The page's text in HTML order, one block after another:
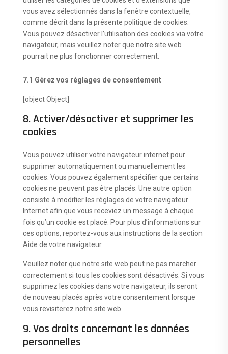
vous avez sélectionnés dans la fenêtre contextuelle,
comme décrit dans la présente politique de cookies.
Vous pouvez désactiver l’utilisation des cookies via votre
navigateur, mais veuillez noter que notre site web
pourrait ne plus fonctionner correctement.
7.1 Gérez vos réglages de consentement
[object Object]
8. Activer/désactiver et supprimer les
cookies
Vous pouvez utiliser votre navigateur internet pour
supprimer automatiquement ou manuellement les
cookies. Vous pouvez également spécifier que certains
cookies ne peuvent pas être placés. Une autre option
consiste à modifier les réglages de votre navigateur
Internet afin que vous receviez un message à chaque
fois qu’un cookie est placé. Pour plus d’informations sur
ces options, reportez-vous aux instructions de la section
Aide de votre navigateur.
Veuillez noter que notre site web peut ne pas marcher
correctement si tous les cookies sont désactivés. Si vous
supprimez les cookies dans votre navigateur, ils seront
de nouveau placés après votre consentement lorsque
vous revisiterez notre site web.
9. Vos droits concernant les données
personnelles